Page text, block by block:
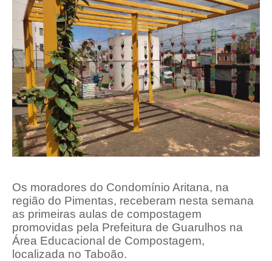
Os moradores do Condomínio Aritana, na
região do Pimentas, receberam nesta semana
as primeiras aulas de compostagem
promovidas pela Prefeitura de Guarulhos na
Área Educacional de Compostagem,
localizada no Taboão.